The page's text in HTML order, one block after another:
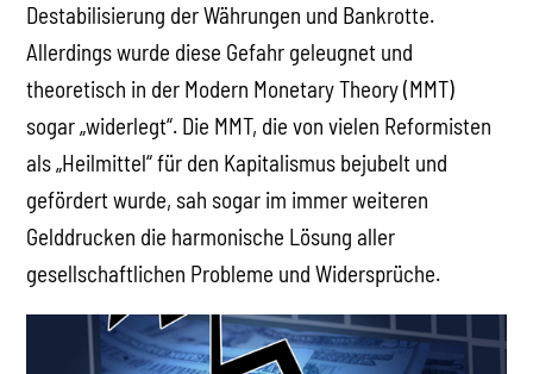
Destabilisierung der Währungen und Bankrotte.
Allerdings wurde diese Gefahr geleugnet und
theoretisch in der Modern Monetary Theory (MMT)
sogar „widerlegt“. Die MMT, die von vielen Reformisten
als „Heilmittel“ für den Kapitalismus bejubelt und
gefördert wurde, sah sogar im immer weiteren
Gelddrucken die harmonische Lösung aller
gesellschaftlichen Probleme und Widersprüche.